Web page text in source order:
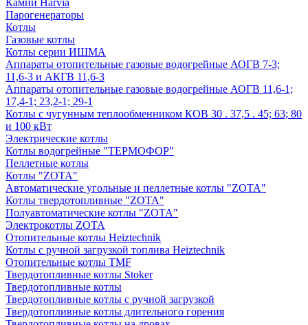
Камни Harvia
Парогенераторы
Котлы
Газовые котлы
Котлы серии ИШМА
Аппараты отопительные газовые водогрейные АОГВ 7-3;
11,6-3 и АКГВ 11,6-3
Аппараты отопительные газовые водогрейные АОГВ 11,6-1;
17,4-1; 23,2-1; 29-1
Котлы с чугунным теплообменником КОВ 30 . 37,5 . 45; 63; 80
и 100 кВт
Электрические котлы
Котлы водогрейные "ТЕРМОФОР"
Пеллетные котлы
Котлы "ZOTA"
Автоматические угольные и пеллетные котлы "ZOTA"
Котлы твердотопливные "ZOTA"
Полуавтоматические котлы "ZOTA"
Электрокотлы ZOTA
Отопительные котлы Heiztechnik
Котлы с ручной загрузкой топлива Heiztechnik
Отопительные котлы TMF
Твердотопливные котлы Stoker
Твердотопливные котлы
Твердотопливные котлы с ручной загрузкой
Твердотопливные котлы длительного горения